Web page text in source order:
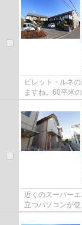
ビレット・ルネ
ますね。60平米
な緑など住む場
近くのスーパー
立つパソコンが
な賃貸情報を取